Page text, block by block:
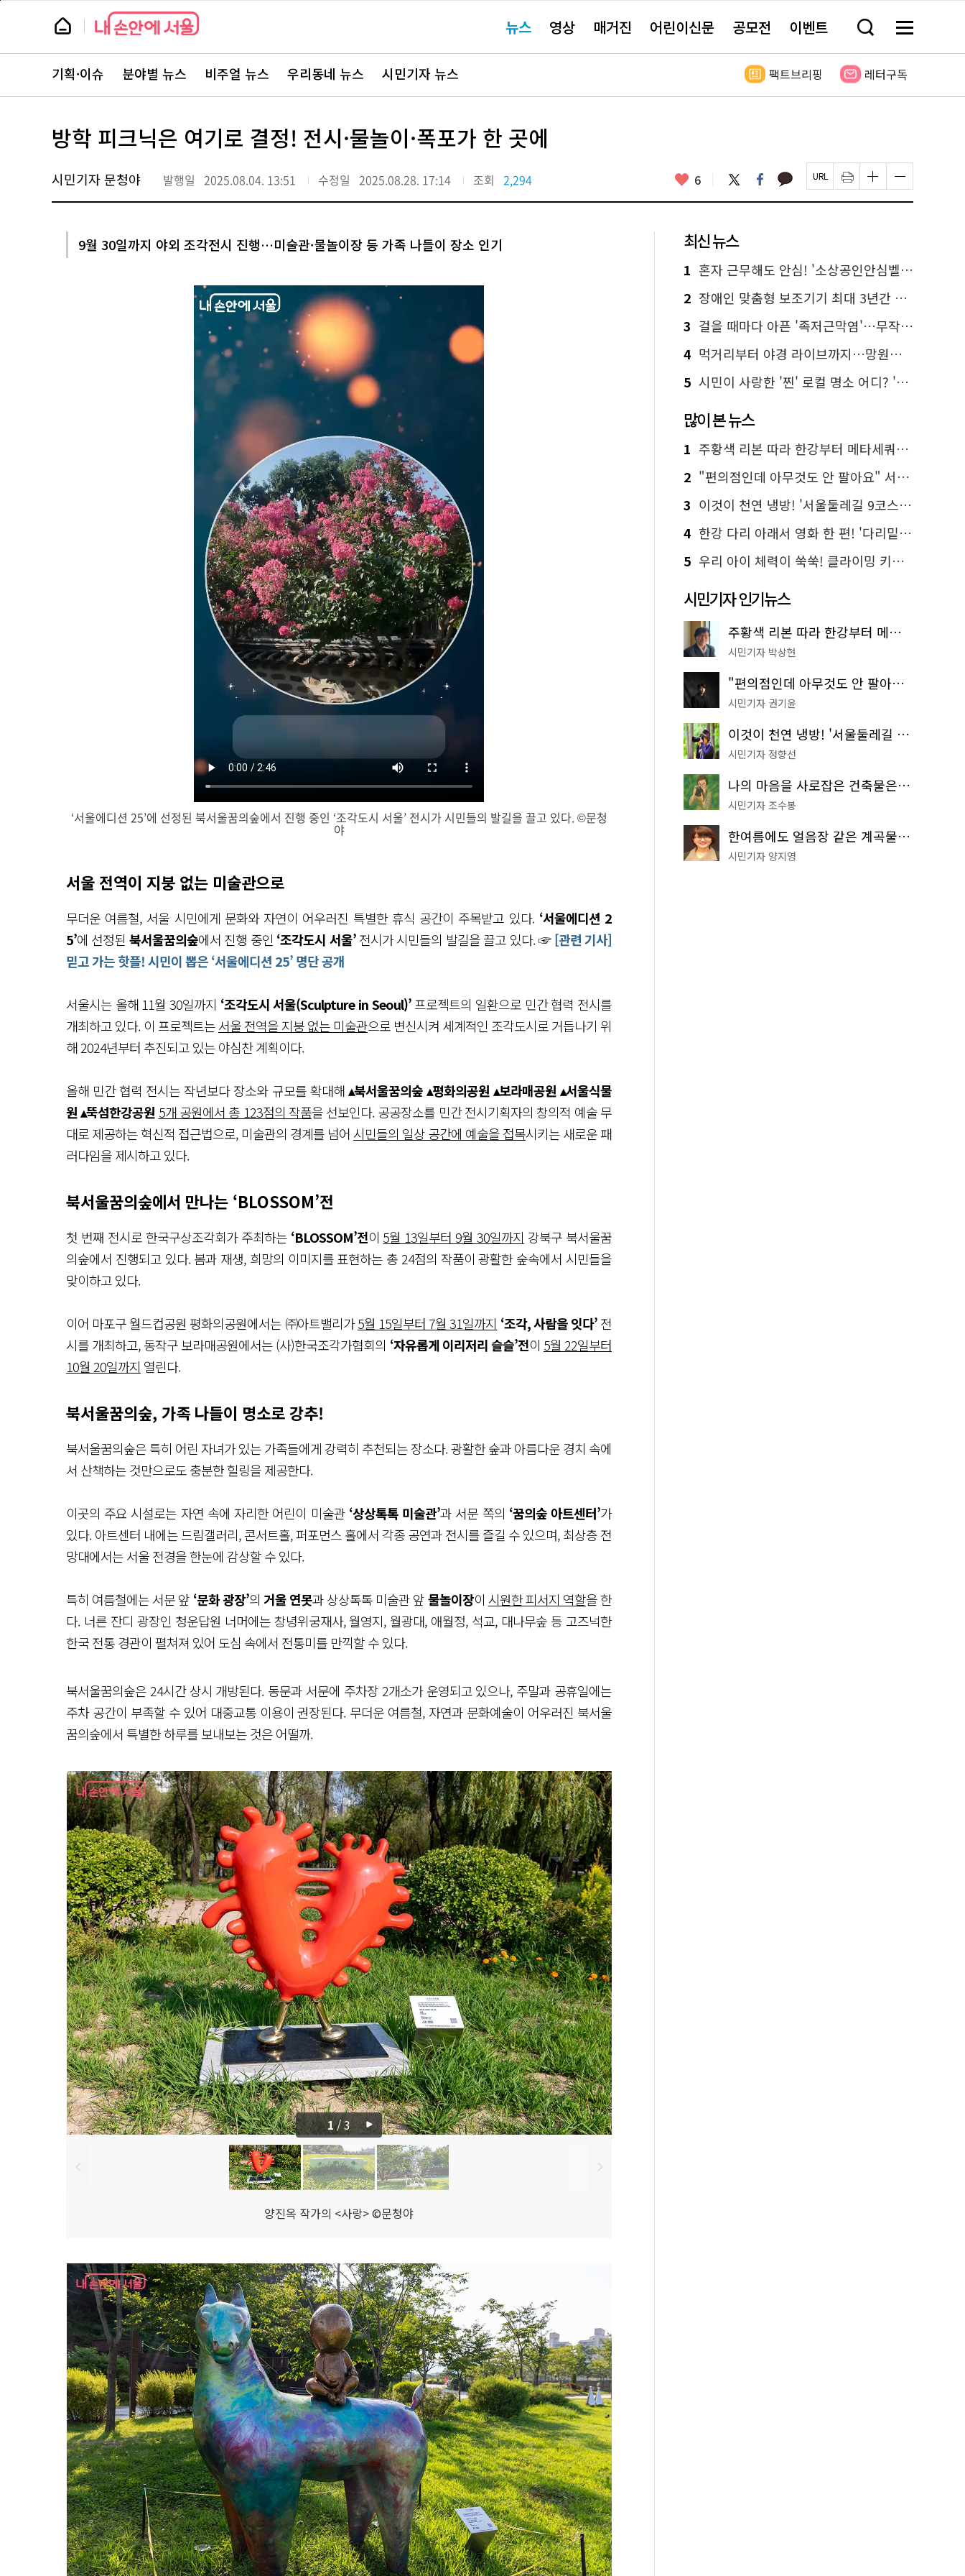
본
뉴
스 요뉴스 영상 매거진 어린이신문 공모전 이벤트 검
창
기
메
전
보
뉴
스
주
서
바
로
기획·이슈 분야별 뉴스 비주얼 뉴스 우리동네 뉴스 시민기자 뉴스 팩트브리핑 레터구독
방학 피크닉은 여기로 결정! 전시·물놀이·폭포가 한 곳에
시민기자 문청야 발행일 2025.08.04. 13:51 수정일 2025.08.28. 17:14 조회 2,294 좋
요
6 트
위
터
페
이
스
카
카 페
이
지
인
쇄
하
글
자
크
하
기
글
자
크
하
기
9월 30일까지 야외 조각전시 진행…미술관·물놀이장 등 가족 나들이 장소 인기
‘서울에디션 25’에 선정된 북서울꿈의숲에서 진행 중인 ‘조각도시 서울’ 전시가 시민들의 발길을 끌고 있다. ©문청
야
울
꿈
울
에
디
션 이
십
오 선
지 조
각
도
시 서
울
배
나
무 꽃
이 화
사
한 창
녕
위
사
광
환 숲
과 아
름
다
운 경
치 자
속
힐
링
스
팟
이
처
럼 대
무
숲
의 시
분
수
가 높
이 치
솟
다
운 연
못 월
영
지
한 물
소
리
가 일
품 월
광
포
고
즈
넉
한 정
자 월
광
대
교 애
월
정
상
상
톡
톡 미
술
관 앞 물
놀
이
장 여
름
날 시
원
한 피
서
지
조
각
도
시 서
울 양
적
된 꽃
잎
장
수
빈 오
이
벤
치
피
크
닉
하
기 딱 좋
은 청
문
답
원
조
각
도
시 서
울 이
송
준 모
서울 전역이 지붕 없는 미술관으로
무더운 여름철, 서울 시민에게 문화와 자연이 어우러진 특별한 휴식 공간이 주목받고 있다. ‘서울에디션 2
5’에 선정된 북서울꿈의숲에서 진행 중인 ‘조각도시 서울’전시가 시민들의 발길을 끌고 있다. ☞[관련 기사]
믿고 가는 핫플! 시민이 뽑은 ‘서울에디션 25’ 명단 공개
서울시는 올해 11월 30일까지 ‘조각도시 서울(Sculpture in Seoul)’프로젝트의 일환으로 민간 협력 전시를
개최하고 있다. 이 프로젝트는서울 전역을 지붕 없는 미술관으로 변신시켜 세계적인 조각도시로 거듭나기 위
해 2024년부터 추진되고 있는 야심찬 계획이다.
올해 민간 협력 전시는 작년보다 장소와 규모를 확대해▴북서울꿈의숲 ▴평화의공원 ▴보라매공원 ▴서울식물
원 ▴뚝섬한강공원 5개 공원에서 총 123점의 작품을 선보인다. 공공장소를 민간 전시기획자의 창의적 예술 무
대로 제공하는 혁신적 접근법으로, 미술관의 경계를 넘어 시민들의 일상 공간에 예술을 접목시키는 새로운 패
러다임을 제시하고 있다.
북서울꿈의숲에서 만나는 ‘BLOSSOM’전
첫 번째 전시로 한국구상조각회가 주최하는 ‘BLOSSOM’전이 5월 13일부터 9월 30일까지 강북구 북서울꿈
의숲에서 진행되고 있다. 봄과 재생, 희망의 이미지를 표현하는 총 24점의 작품이 광활한 숲속에서 시민들을
맞이하고 있다.
이어 마포구 월드컵공원 평화의공원에서는 ㈜아트밸리가5월 15일부터 7월 31일까지 ‘조각, 사람을 잇다’전
시를 개최하고, 동작구 보라매공원에서는 (사)한국조각가협회의 ‘자유롭게 이리저리 슬슬’전이 5월 22일부터
10월 20일까지 열린다.
북서울꿈의숲, 가족 나들이 명소로 강추!
북서울꿈의숲은 특히 어린 자녀가 있는 가족들에게 강력히 추천되는 장소다. 광활한 숲과 아름다운 경치 속에
서 산책하는 것만으로도 충분한 힐링을 제공한다.
이곳의 주요 시설로는 자연 속에 자리한 어린이 미술관 ‘상상톡톡 미술관’과 서문 쪽의 ‘꿈의숲 아트센터’가
있다. 아트센터 내에는 드림갤러리, 콘서트홀, 퍼포먼스 홀에서 각종 공연과 전시를 즐길 수 있으며, 최상층 전
망대에서는 서울 전경을 한눈에 감상할 수 있다.
특히 여름철에는 서문 앞 ‘문화 광장’의 거울 연못과 상상톡톡 미술관 앞물놀이장이 시원한 피서지 역할을 한
다. 너른 잔디 광장인 청운답원 너머에는 창녕위궁재사, 월영지, 월광대, 애월정, 석교, 대나무숲 등 고즈넉한
한국 전통 경관이 펼쳐져 있어 도심 속에서 전통미를 만끽할 수 있다.
북서울꿈의숲은 24시간 상시 개방된다. 동문과 서문에 주차장 2개소가 운영되고 있으나, 주말과 공휴일에는
주차 공간이 부족할 수 있어 대중교통 이용이 권장된다. 무더운 여름철, 자연과 문화예술이 어우러진 북서울
꿈의숲에서 특별한 하루를 보내보는 것은 어떨까.
양진옥 작가의 <사랑> ©문청야
1/3
최신 뉴스
1 혼자 근무해도 안심! '소상공인안심벨' 신청하세요
2 장애인 맞춤형 보조기기 최대 3년간 무상 대여…삶의 질 높인다
3 걸을 때마다 아픈 '족저근막염'…무작정 참지 말고 '이것' 해보세요!
4 먹거리부터 야경 라이브까지…망원한강공원 알짜 코스
5 시민이 사랑한 '찐' 로컬 명소 어디? '서울에디션25' 추천 코스
많이 본 뉴스
1 주황색 리본 따라 한강부터 메타세쿼이아 숲길까지…서울둘레길 15코스
2 "편의점인데 아무것도 안 팔아요" 서울에서 가장 특별한 편의점의 정체
3 이것이 천연 냉방! '서울둘레길 9코스'로 숲속 피서 떠나볼까
4 한강 다리 아래서 영화 한 편! '다리밑 영화관' 무료 상영
5 우리 아이 체력이 쑥쑥! 클라이밍 키즈카페·어린이 체력장
시민기자 인기뉴스
주황색 리본 따라 한강부터 메타세쿼이아 숲길까지…서울둘레길 15코스
시민기자 박상현
"편의점인데 아무것도 안 팔아요" 서울에서 가장 특별한 편의점의 정체
시민기자 권기윤
이것이 천연 냉방! '서울둘레길 9코스'로 숲속 피서 떠나볼까
시민기자 정향선
나의 마음을 사로잡은 건축물은? '서울시 건축상' 수상작 공개!
시민기자 조수봉
한여름에도 얼음장 같은 계곡물! 서울 '진관사 계곡'이 천국이네~
시민기자 양지영
페